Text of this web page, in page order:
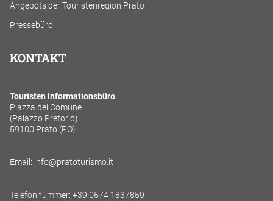
Angebots der Touristenregion Prato
Pressebüro
KONTAKT
Touristen Informationsbüro
Piazza del Comune
(Palazzo Pretorio)
59100 Prato (PO)
Email: info@pratoturismo.it
Telefonnummer: +39 0574 1837859